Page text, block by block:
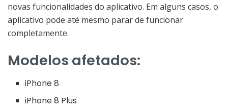
novas funcionalidades do aplicativo. Em alguns casos, o
aplicativo pode até mesmo parar de funcionar
completamente.
Modelos afetados:
iPhone 8
iPhone 8 Plus